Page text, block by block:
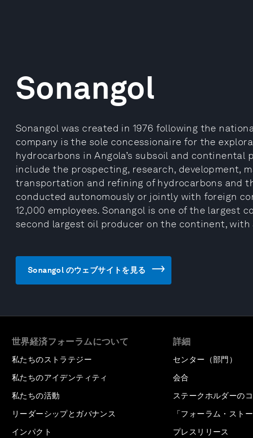
Sonangol
Sonangol was created in 1976 following the
company is the sole concessionaire for the
hydrocarbons in Angola’s subsoil and
include the prospecting, research, development,
transportation and refining of hydrocarbons and
conducted autonomously or jointly with foreign
12,000 employees. Sonangol is one of the largest
second largest oil producer on the continent, with
Sonangol のウェブサイトを見る
世界経済フォーラムについて
私たちのストラテジー
私たちのアイデンティティ
私たちの活動
リーダーシップとガバナンス
インパクト
詳細
センター（部門）
会合
ステークホルダーの
「フォーラム・ストー
プレスリリース